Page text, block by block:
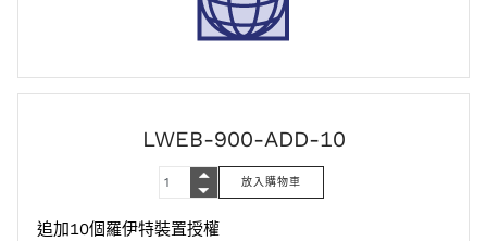
LWEB-900-ADD-10
追加10個羅伊特裝置授權